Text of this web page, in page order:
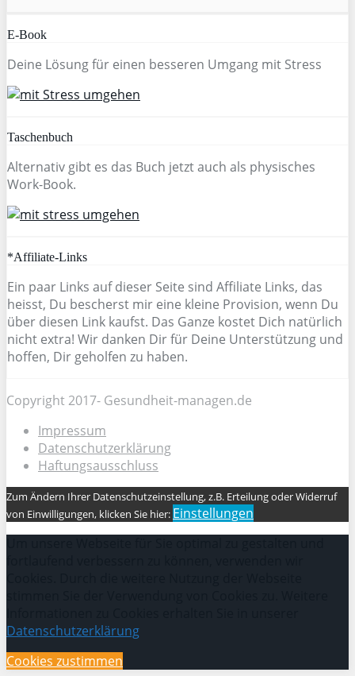
E-Book
Deine Lösung für einen besseren Umgang mit Stress
Taschenbuch
Alternativ gibt es das Buch jetzt auch als physisches
Work-Book.
*Affiliate-Links
Ein paar Links auf dieser Seite sind Affiliate Links, das
heisst, Du bescherst mir eine kleine Provision, wenn Du
über diesen Link kaufst. Das Ganze kostet Dich natürlich
nicht extra! Wir danken Dir für Deine Unterstützung und
hoffen, Dir geholfen zu haben.
Copyright 2017- Gesundheit-managen.de
Impressum
Datenschutzerklärung
Haftungsausschluss
Zum Ändern Ihrer Datenschutzeinstellung, z.B. Erteilung oder Widerruf
von Einwilligungen, klicken Sie hier: Einstellungen
Datenschutzerklärung
Cookies zustimmen